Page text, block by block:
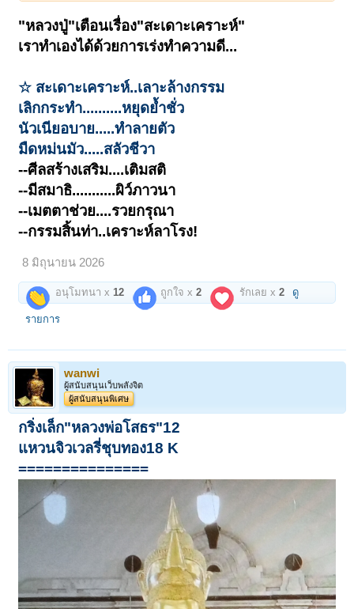
ทำได้อย่างนี้ ก็ถือว่า เป็นวิธี สะเดาะกรรม
คือ ห่างจากกรรม ไม่ทำกรรมบาปกรรมชั่วอีก
ทำได้ไม๊
(หลวงปู่โต๊ะ วัดประดู่ฉิมพลี)
"หลวงปู่"เตือนเรื่อง"สะเดาะเคราะห์"
เราทำเองได้ด้วยการเร่งทำความดี...
☆ สะเดาะเคราะห์..เลาะล้างกรรม
เลิกกระทำ..........หยุดย้ำชั่ว
นัวเนียอบาย.....ทำลายตัว
มืดหม่นมัว.....สลัวชีวา
--ศีลสร้างเสริม....เติมสติ
--มีสมาธิ...........ผิว์ภาวนา
--เมตตาช่วย....รวยกรุณา
--กรรมสิ้นท่า..เคราะห์ลาโรง!
8 มิถุนายน 2026
อนุโมทนา x12 ถูกใจ x2 รักเลย x2 ดู
รายการ
wanwi
ผู้สนับสนุนเว็บพลังจิต
ผู้สนับสนุนพิเศษ
กริ่งเล็ก"หลวงพ่อโสธร"12
แหวนจิวเวลรี่ชุบทอง18 K
===============